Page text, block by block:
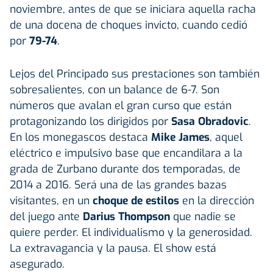
noviembre, antes de que se iniciara aquella racha
de una docena de choques invicto, cuando cedió
por 79-74.
Lejos del Principado sus prestaciones son también
sobresalientes, con un balance de 6-7. Son
números que avalan el gran curso que están
protagonizando los dirigidos por Sasa Obradovic.
En los monegascos destaca Mike James, aquel
eléctrico e impulsivo base que encandilara a la
grada de Zurbano durante dos temporadas, de
2014 a 2016. Será una de las grandes bazas
visitantes, en un choque de estilos en la dirección
del juego ante Darius Thompson que nadie se
quiere perder. El individualismo y la generosidad.
La extravagancia y la pausa. El show está
asegurado.